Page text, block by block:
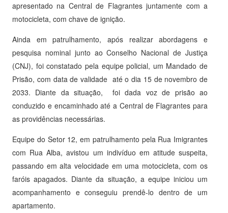
apresentado na Central de Flagrantes juntamente com a
motocicleta, com chave de ignição.
Ainda em patrulhamento, após realizar abordagens e
pesquisa nominal junto ao Conselho Nacional de Justiça
(CNJ), foi constatado pela equipe policial, um Mandado de
Prisão, com data de validade até o dia 15 de novembro de
2033. Diante da situação, foi dada voz de prisão ao
conduzido e encaminhado até a Central de Flagrantes para
as providências necessárias.
Equipe do Setor 12, em patrulhamento pela Rua Imigrantes
com Rua Alba, avistou um indivíduo em atitude suspeita,
passando em alta velocidade em uma motocicleta, com os
faróis apagados. Diante da situação, a equipe iniciou um
acompanhamento e conseguiu prendê-lo dentro de um
apartamento.